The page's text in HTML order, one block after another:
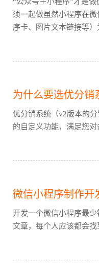
“公众号＋小程序”才是
须一起做虽然小程序在
序卡、图片文本链接等
为什么要选优分销
优分销系统（v2版本的
的自定义功能，满足您
微信小程序制作开
开发一个微信小程序最
文章，每个人应该都会找